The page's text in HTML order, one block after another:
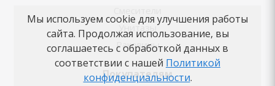
Унитазы
Раковины
Покупателям
Мы используем cookie для улучшения работы
сайта. Продолжая использование, вы
соглашаетесь с обработкой данных в
соответствии с нашей Политикой
конфиденциальности.